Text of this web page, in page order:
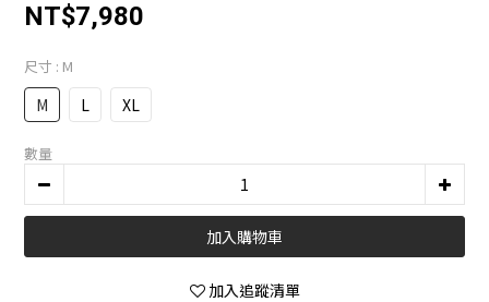
NT$7,980
尺寸 : M
M L XL
數量
加入購物車
加入追蹤清單